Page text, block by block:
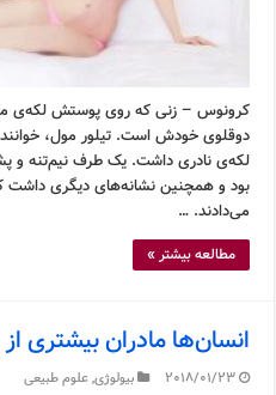
کرونوس – زنی که روی پوستش لکه‌ی
دوقلوی خودش است. تیلور مول،
لکه‌ی نادری داشت. یک طرف نیم‌تنه و
بود و همچنین نشانه‌های دیگری
می‌دادند. …
مطالعه بیشتر »
انسان‌ها مادران بیشتری از
2018/01/23 بیولوژی,علوم طبیعی